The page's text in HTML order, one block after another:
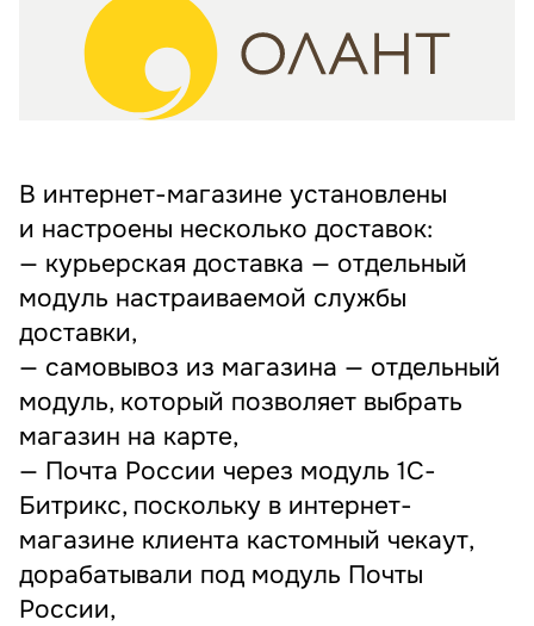
В интернет-магазине установлены
и настроены несколько доставок:
— курьерская доставка — отдельный
модуль настраиваемой службы
доставки,
— самовывоз из магазина — отдельный
модуль, который позволяет выбрать
магазин на карте,
— Почта России через модуль 1С-
Битрикс, поскольку в интернет-
магазине клиента кастомный чекаут,
дорабатывали под модуль Почты
России,